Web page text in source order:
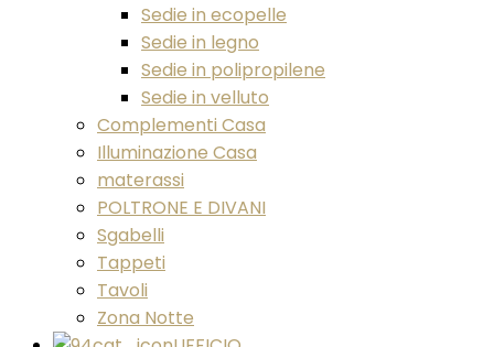
Sedie in ecopelle
Sedie in legno
Sedie in polipropilene
Sedie in velluto
Complementi Casa
Illuminazione Casa
materassi
POLTRONE E DIVANI
Sgabelli
Tappeti
Tavoli
Zona Notte